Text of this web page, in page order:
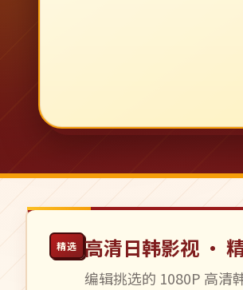
精选 高清日韩影视 ·
编辑挑选的 1080P 高清